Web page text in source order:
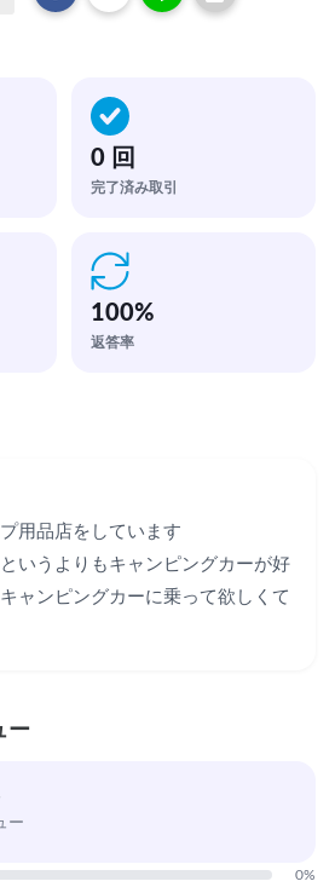
0 回
完了済み取引
100%
返答率
用品店をしています
いうよりもキャンピングカーが好
ャンピングカーに乗って欲しくて
ー
ー
0%